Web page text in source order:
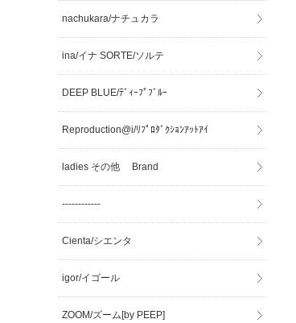
nachukara/ナチュカラ
ina/イナ SORTE/ソルテ
DEEP BLUE/ﾃﾞｨｰﾌﾟﾌﾞﾙｰ
Reproduction@i/ﾘﾌﾟﾛﾀﾞｸｼｮﾝｱｯﾄｱｲ
ladies その他 Brand
------------
Cienta/シエンタ
igor/イゴール
ZOOM/ズーム[by PEEP]